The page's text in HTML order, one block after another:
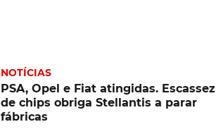
NOTÍCIAS
PSA, Opel e Fiat atingidas. Escassez
de chips obriga Stellantis a parar
fábricas